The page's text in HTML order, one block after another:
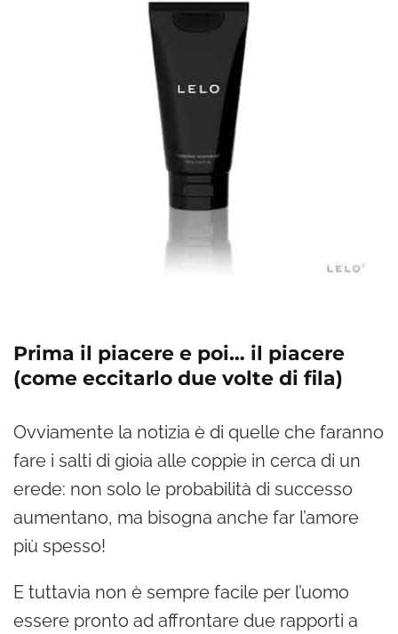
Prima il piacere e poi… il piacere
(come eccitarlo due volte di fila)
Ovviamente la notizia è di quelle che faranno
fare i salti di gioia alle coppie in cerca di un
erede: non solo le probabilità di successo
aumentano, ma bisogna anche far l’amore
più spesso!
E tuttavia non è sempre facile per l’uomo
essere pronto ad affrontare due rapporti a